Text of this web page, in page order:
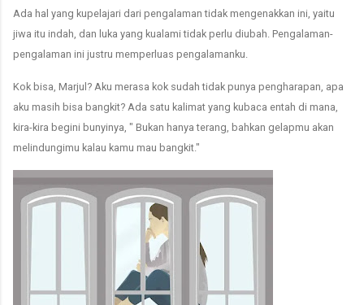
Ada hal yang kupelajari dari pengalaman tidak mengenakkan ini, yaitu
jiwa itu indah, dan luka yang kualami tidak perlu diubah. Pengalaman-
pengalaman ini justru memperluas pengalamanku.
Kok bisa, Marjul? Aku merasa kok sudah tidak punya pengharapan, apa
aku masih bisa bangkit? Ada satu kalimat yang kubaca entah di mana,
kira-kira begini bunyinya, " Bukan hanya terang, bahkan gelapmu akan
melindungimu kalau kamu mau bangkit."